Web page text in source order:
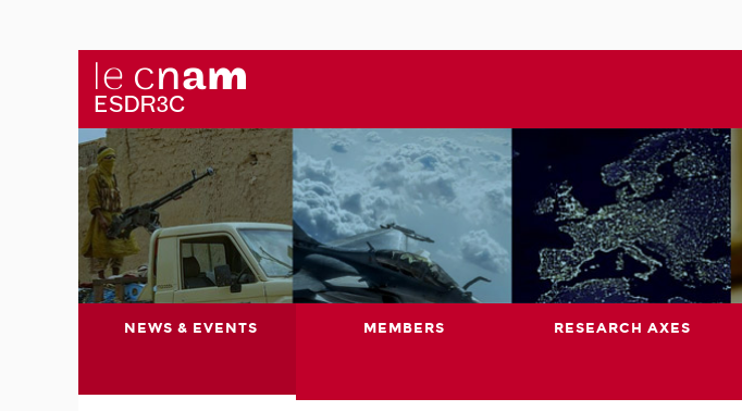
NEWS & EVENTS MEMBERS RESEARCH AXES